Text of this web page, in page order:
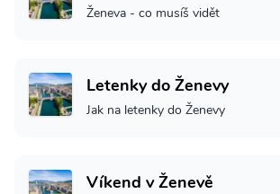
Ženeva - co musíš vidět
Letenky do Ženevy
Jak na letenky do Ženevy
Víkend v Ženevě